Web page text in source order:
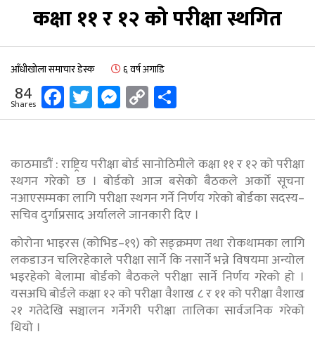
कक्षा ११ र १२ को परीक्षा स्थगित
आँधीखोला समाचार डेस्क ६ वर्ष अगाडि
84
Shares Facebook
Twitter
Messenger
Copy
Link
काठमाडौं : राष्ट्रिय परीक्षा बोर्ड सानोठिमीले कक्षा ११ र १२ को परीक्षा
स्थगन गरेको छ । बोर्डको आज बसेको बैठकले अर्काो सूचना
नआएसम्मका लागि परीक्षा स्थगन गर्ने निर्णय गरेको बोर्डका सदस्य–
सचिव दुर्गाप्रसाद अर्यालले जानकारी दिए ।
कोरोना भाइरस (कोभिड–१९) को सङ्क्रमण तथा रोकथामका लागि
लकडाउन चलिरहेकाले परीक्षा सार्ने कि नसार्ने भन्ने विषयमा अन्योल
भइरहेको बेलामा बोर्डको बैठकले परीक्षा सार्ने निर्णय गरेको हो ।
यसअघि बोर्डले कक्षा १२ को परीक्षा वैशाख ८ र ११ को परीक्षा वैशाख
२१ गतेदेखि सञ्चालन गर्नेगरी परीक्षा तालिका सार्वजनिक गरेको
थियो ।